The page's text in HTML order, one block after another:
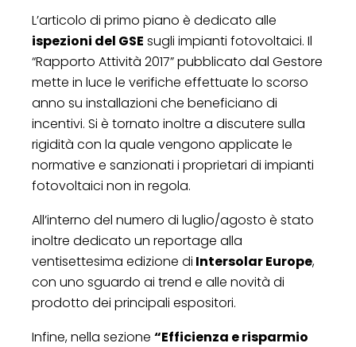
L’articolo di primo piano è dedicato alle
ispezioni del GSE sugli impianti fotovoltaici. Il
“Rapporto Attività 2017” pubblicato dal Gestore
mette in luce le verifiche effettuate lo scorso
anno su installazioni che beneficiano di
incentivi. Si è tornato inoltre a discutere sulla
rigidità con la quale vengono applicate le
normative e sanzionati i proprietari di impianti
fotovoltaici non in regola.
All’interno del numero di luglio/agosto è stato
inoltre dedicato un reportage alla
ventisettesima edizione di Intersolar Europe,
con uno sguardo ai trend e alle novità di
prodotto dei principali espositori.
Infine, nella sezione “Efficienza e risparmio